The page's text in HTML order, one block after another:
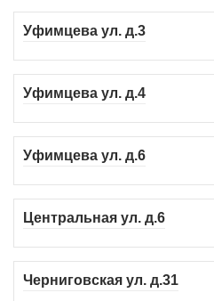
Уфимцева ул. д.3
Уфимцева ул. д.4
Уфимцева ул. д.6
Центральная ул. д.6
Черниговская ул. д.31